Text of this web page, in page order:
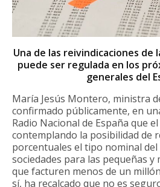
Una de las reivindicaciones de
puede ser regulada en los
generales del
María Jesús Montero, ministra
confirmado públicamente, en
Radio Nacional de España que
contemplando la posibilidad de
porcentuales el tipo nominal
sociedades para las pequeñas y
que facturen menos de un
sí, ha recalcado que no es